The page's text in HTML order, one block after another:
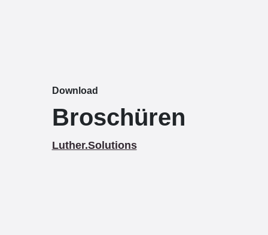
Download
Broschüren
Luther.Solutions